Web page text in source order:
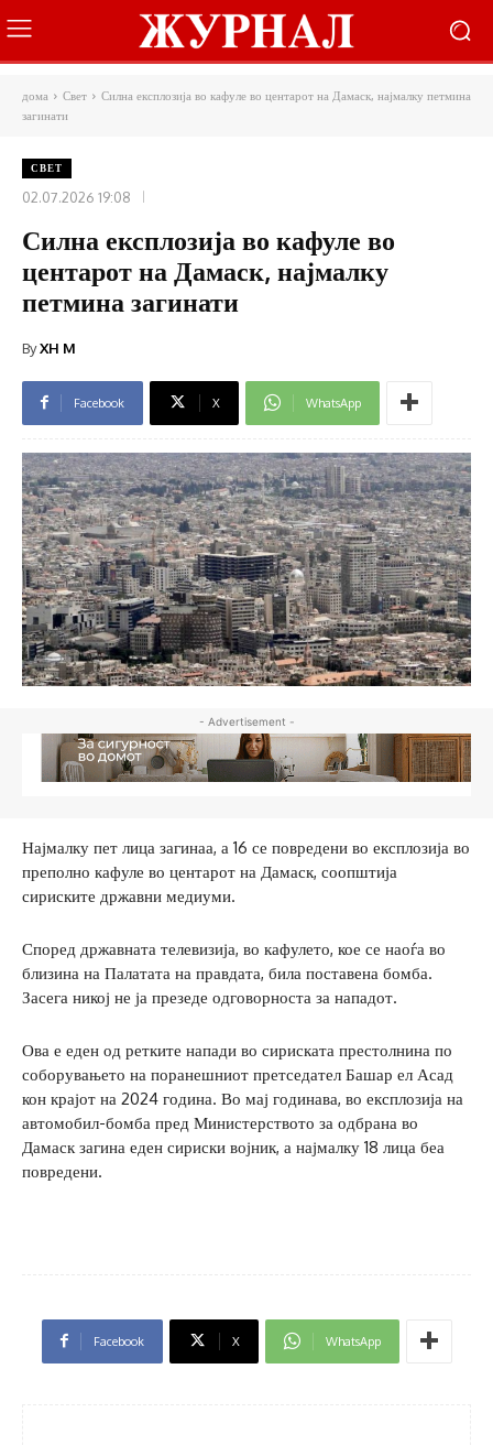
дома Свет
Силна експлозија во кафуле во центарот на Дамаск, најмалку петмина
загинати
СВЕТ
02.07.2026 19:08
Силна експлозија во кафуле во
центарот на Дамаск, најмалку
петмина загинати
ByXH M
Facebook X WhatsApp
- Advertisement -
Најмалку пет лица загинаа, а 16 се повредени во експлозија во
преполно кафуле во центарот на Дамаск, соопштија
сириските државни медиуми.
Според државната телевизија, во кафулето, кое се наоѓа во
близина на Палатата на правдата, била поставена бомба.
Засега никој не ја презеде одговорноста за нападот.
Ова е еден од ретките напади во сириската престолнина по
соборувањето на поранешниот претседател Башар ел Асад
кон крајот на 2024 година. Во мај годинава, во експлозија на
автомобил-бомба пред Министерството за одбрана во
Дамаск загина еден сириски војник, а најмалку 18 лица беа
повредени.
Facebook X WhatsApp